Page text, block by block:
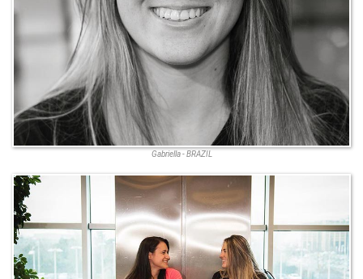
Gabriella - BRAZIL